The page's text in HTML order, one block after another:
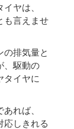
ヤは、
も言えませ
の排気量と
、駆動の
タイヤに
れば、
応しきれる